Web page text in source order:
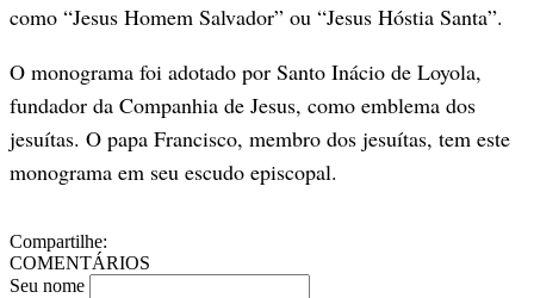
como “Jesus Homem Salvador” ou “Jesus Hóstia Santa”.
O monograma foi adotado por Santo Inácio de Loyola,
fundador da Companhia de Jesus, como emblema dos
jesuítas. O papa Francisco, membro dos jesuítas, tem este
monograma em seu escudo episcopal.
Compartilhe:
COMENTÁRIOS
Seu nome